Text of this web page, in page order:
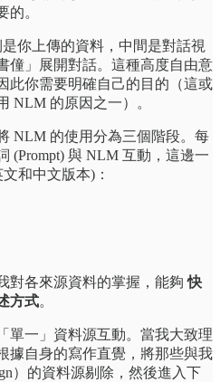
的。
你上傳的資料，中間是對話視
僮」展開對話。這種高度自由意
此你需要明確自己的目的（這或
NLM 的原因之一）。
NLM 的使用分為三個階段。每
(Prompt) 與 NLM 互動，這邊一
和中文版本)：
對各來源資料的掌握，能夠快
方式。
單一」資料源互動。當我大致理
據自身的寫作直覺，將那些與我
）的資料源剔除，然後進入下